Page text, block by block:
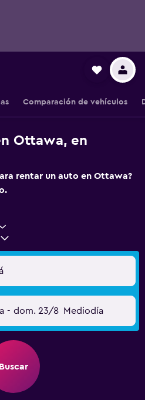
Comparación de vehículos
Ottawa, en
rentar un auto en Ottawa?
- dom. 23/8 Mediodía
Buscar